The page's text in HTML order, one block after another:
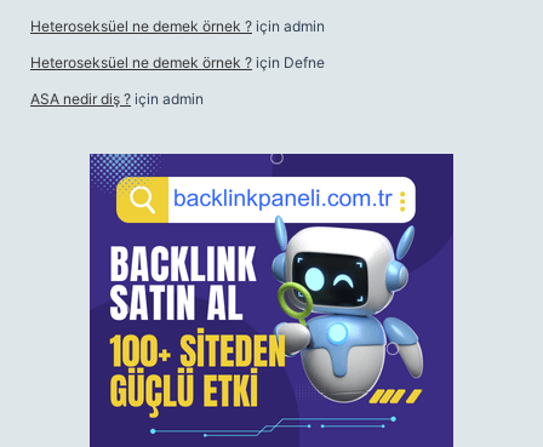
Heteroseksüel ne demek örnek ? için admin
Heteroseksüel ne demek örnek ? için Defne
ASA nedir diş ? için admin